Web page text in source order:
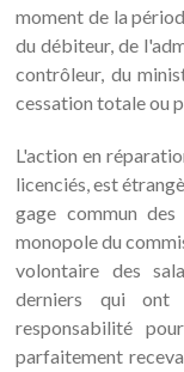
moment de la
du débiteur, de
contrôleur, du
cessation totale ou
L'action en
licenciés, est
gage commun
monopole du
volontaire des
derniers qui ont
responsabilité
parfaitement